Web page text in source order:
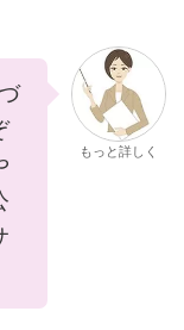
もっと詳しく